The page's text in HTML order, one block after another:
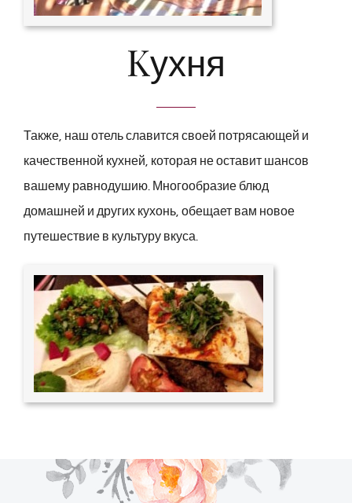
Kухня
Также, наш отель славится своей потрясающей и
качественной кухней, которая не оставит шансов
вашему равнодушию. Многообразие блюд
домашней и других кухонь, обещает вам новое
путешествие в культуру вкуса.